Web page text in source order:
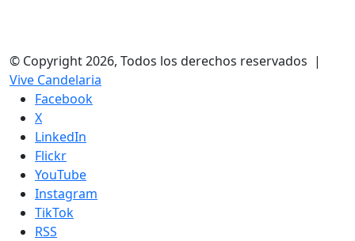
© Copyright 2026, Todos los derechos reservados |
Vive Candelaria
Facebook
X
LinkedIn
Flickr
YouTube
Instagram
TikTok
RSS